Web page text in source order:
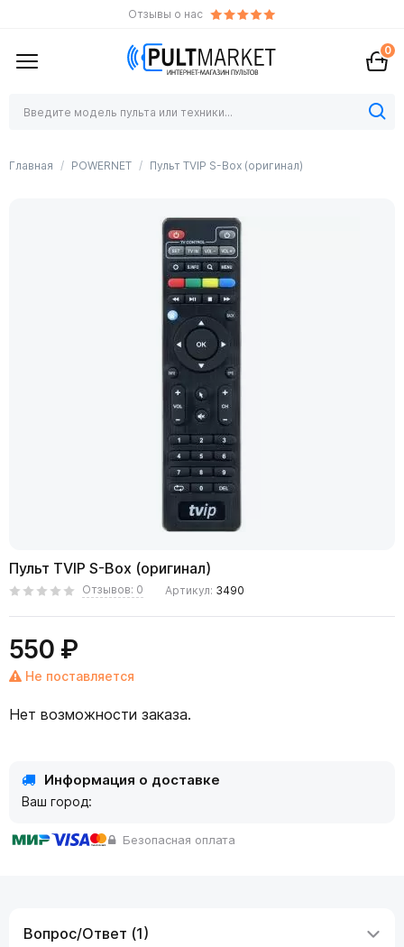
Отзывы о нас
0
Главная POWERNET Пульт TVIP S-Box (оригинал)
Пульт TVIP S-Box (оригинал)
Отзывов: 0 Артикул: 3490
550 ₽
Не поставляется
Нет возможности заказа.
Информация о доставке
Ваш город:
Безопасная оплата
Вопрос/Ответ (1)